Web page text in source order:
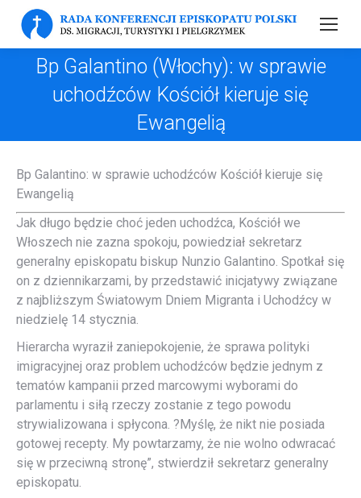
Bp Galantino (Włochy): w sprawie
uchodźców Kościół kieruje się
Ewangelią
Bp Galantino: w sprawie uchodźców Kościół kieruje się
Ewangelią
Jak długo będzie choć jeden uchodźca, Kościół we
Włoszech nie zazna spokoju, powiedział sekretarz
generalny episkopatu biskup Nunzio Galantino. Spotkał się
on z dziennikarzami, by przedstawić inicjatywy związane
z najbliższym Światowym Dniem Migranta i Uchodźcy w
niedzielę 14 stycznia.
Hierarcha wyraził zaniepokojenie, że sprawa polityki
imigracyjnej oraz problem uchodźców będzie jednym z
tematów kampanii przed marcowymi wyborami do
parlamentu i siłą rzeczy zostanie z tego powodu
strywializowana i spłycona. ?Myślę, że nikt nie posiada
gotowej recepty. My powtarzamy, że nie wolno odwracać
się w przeciwną stronę”, stwierdził sekretarz generalny
episkopatu.